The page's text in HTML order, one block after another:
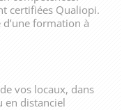
certifiées Qualiopi.
d’une formation à
vos locaux, dans
en distanciel